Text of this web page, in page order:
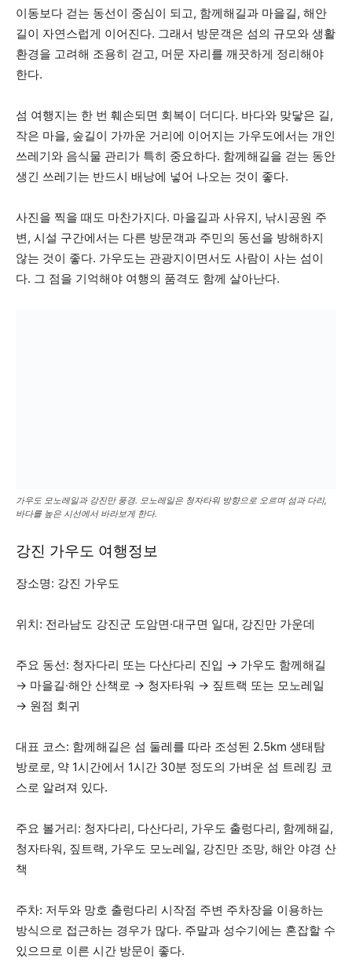
이동보다 걷는 동선이 중심이 되고, 함께해길과 마을길, 해안
길이 자연스럽게 이어진다. 그래서 방문객은 섬의 규모와 생활
환경을 고려해 조용히 걷고, 머문 자리를 깨끗하게 정리해야
한다.
섬 여행지는 한 번 훼손되면 회복이 더디다. 바다와 맞닿은 길,
작은 마을, 숲길이 가까운 거리에 이어지는 가우도에서는 개인
쓰레기와 음식물 관리가 특히 중요하다. 함께해길을 걷는 동안
생긴 쓰레기는 반드시 배낭에 넣어 나오는 것이 좋다.
사진을 찍을 때도 마찬가지다. 마을길과 사유지, 낚시공원 주
변, 시설 구간에서는 다른 방문객과 주민의 동선을 방해하지
않는 것이 좋다. 가우도는 관광지이면서도 사람이 사는 섬이
다. 그 점을 기억해야 여행의 품격도 함께 살아난다.
가우도 모노레일과 강진만 풍경. 모노레일은 청자타워 방향으로 오르며 섬과 다리,
바다를 높은 시선에서 바라보게 한다.
강진 가우도 여행정보
장소명: 강진 가우도
위치: 전라남도 강진군 도암면·대구면 일대, 강진만 가운데
주요 동선: 청자다리 또는 다산다리 진입 → 가우도 함께해길
→ 마을길·해안 산책로 → 청자타워 → 짚트랙 또는 모노레일
→ 원점 회귀
대표 코스: 함께해길은 섬 둘레를 따라 조성된 2.5km 생태탐
방로로, 약 1시간에서 1시간 30분 정도의 가벼운 섬 트레킹 코
스로 알려져 있다.
주요 볼거리: 청자다리, 다산다리, 가우도 출렁다리, 함께해길,
청자타워, 짚트랙, 가우도 모노레일, 강진만 조망, 해안 야경 산
책
주차: 저두와 망호 출렁다리 시작점 주변 주차장을 이용하는
방식으로 접근하는 경우가 많다. 주말과 성수기에는 혼잡할 수
있으므로 이른 시간 방문이 좋다.